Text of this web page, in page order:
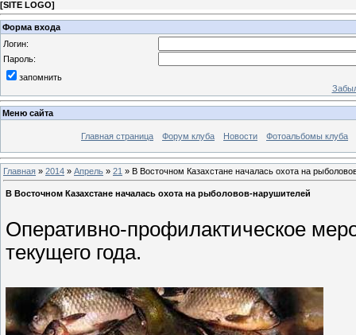
[SITE LOGO]
Форма входа
Логин:
Пароль:
запомнить
Меню сайта
Главная страница Форум клуба Новости Фотоальбомы клуба
Главная » 2014 » Апрель » 21 » В Восточном Казахстане началась охота на
В Восточном Казахстане началась охота на рыболовов-нарушителей
Оперативно-профилактическое
текущего года.